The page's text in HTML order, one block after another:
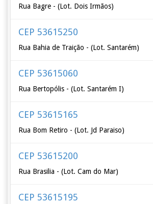
Rua Bagre - (Lot. Dois Irmãos)
CEP 53615250
Rua Bahia de Traição - (Lot. Santarém)
CEP 53615060
Rua Bertopólis - (Lot. Santarém I)
CEP 53615165
Rua Bom Retiro - (Lot. Jd Paraiso)
CEP 53615200
Rua Brasilia - (Lot. Cam do Mar)
CEP 53615195